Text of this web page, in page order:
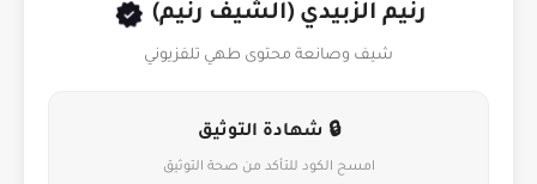
رنيم الزبيدي (الشيف رنيم)
شيف وصانعة محتوى طهي تلفزيوني
🔒 شهادة التوثيق
امسح الكود للتأكد من صحة التوثيق